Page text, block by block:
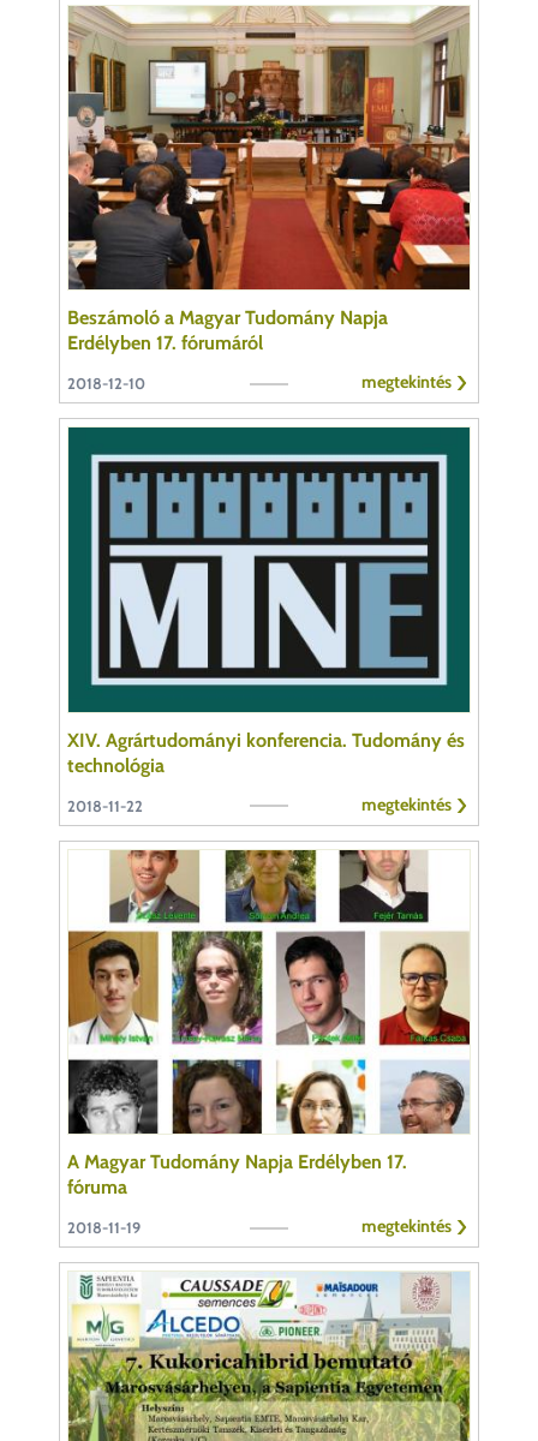
Beszámoló a Magyar Tudomány Napja
Erdélyben 17. fórumáról
megtekintés
2018-12-10
XIV. Agrártudományi konferencia. Tudomány és
technológia
megtekintés
2018-11-22
A Magyar Tudomány Napja Erdélyben 17.
fóruma
megtekintés
2018-11-19